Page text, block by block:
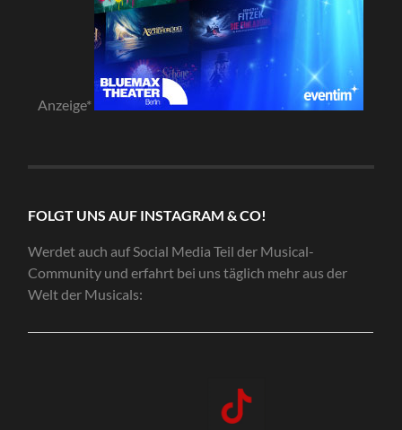
Anzeige*
FOLGT UNS AUF INSTAGRAM & CO!
Werdet auch auf Social Media Teil der Musical-
Community und erfahrt bei uns täglich mehr aus der
Welt der Musicals: